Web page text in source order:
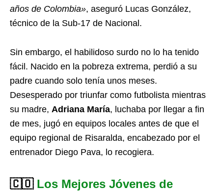
años de Colombia», aseguró Lucas González,
técnico de la Sub-17 de Nacional.
Sin embargo, el habilidoso surdo no lo ha tenido
fácil. Nacido en la pobreza extrema, perdió a su
padre cuando solo tenía unos meses.
Desesperado por triunfar como futbolista mientras
su madre, Adriana María, luchaba por llegar a fin
de mes, jugó en equipos locales antes de que el
equipo regional de Risaralda, encabezado por el
entrenador Diego Pava, lo recogiera.
🇨🇴 Los Mejores Jóvenes de